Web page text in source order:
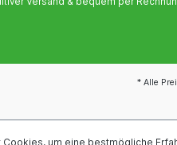
* Alle
um eine bestmögliche